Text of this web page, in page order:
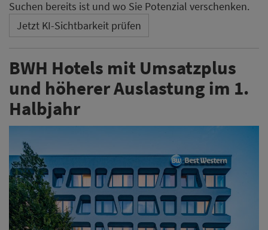
Suchen bereits ist und wo Sie Potenzial verschenken.
Jetzt KI-Sichtbarkeit prüfen
BWH Hotels mit Umsatzplus
und höherer Auslastung im 1.
Halbjahr